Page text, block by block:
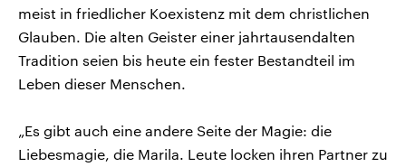
meist in friedlicher Koexistenz mit dem christlichen
Glauben. Die alten Geister einer jahrtausendalten
Tradition seien bis heute ein fester Bestandteil im
Leben dieser Menschen.
„Es gibt auch eine andere Seite der Magie: die
Liebesmagie, die Marila. Leute locken ihren Partner zu